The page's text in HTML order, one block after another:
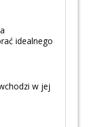
idealnego
w jej